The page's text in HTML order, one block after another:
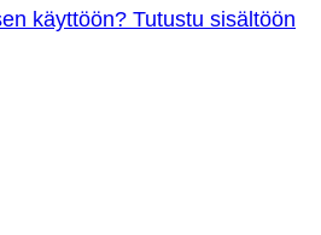
käyttöön? Tutustu sisältöön